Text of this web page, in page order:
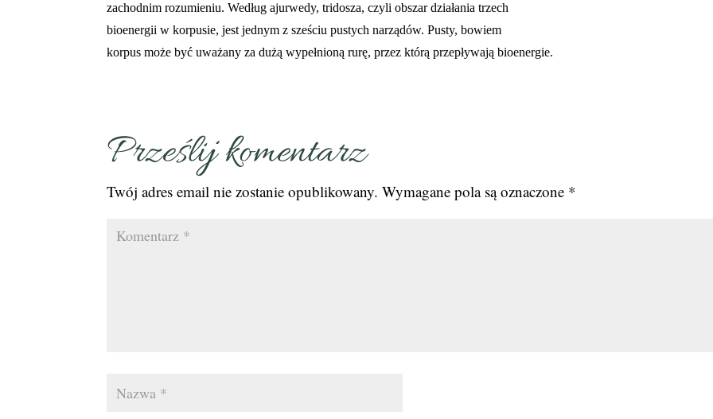
zachodnim rozumieniu. Według ajurwedy, tridosza, czyli obszar działania trzech
bioenergii w korpusie, jest jednym z sześciu pustych narządów. Pusty, bowiem
korpus może być uważany za dużą wypełnioną rurę, przez którą przepływają bioenergie.
Prześlij komentarz
Twój adres email nie zostanie opublikowany. Wymagane pola są oznaczone *